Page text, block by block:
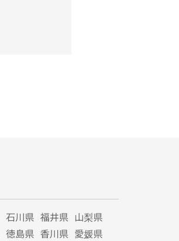
石川県 福井県 山梨県
徳島県 香川県 愛媛県